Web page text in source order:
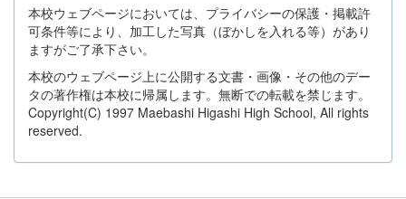
本校ウェブページにおいては、プライバシーの保護・掲載許
可条件等により、加工した写真（ぼかしを入れる等）があり
ますがご了承下さい。
本校のウェブページ上に公開する文書・画像・その他のデー
タの著作権は本校に帰属します。無断での転載を禁じます。
Copyright(C) 1997 Maebashi Higashi High School, All rights
reserved.